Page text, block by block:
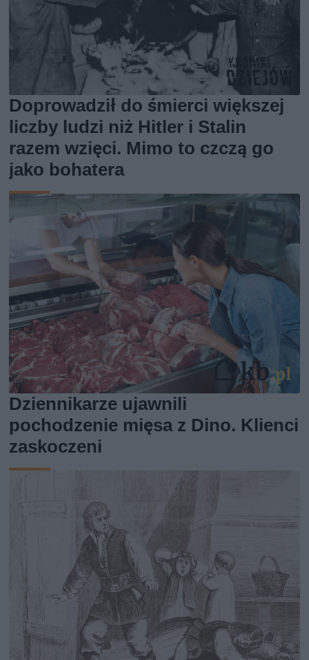
Doprowadził do śmierci większej
liczby ludzi niż Hitler i Stalin
razem wzięci. Mimo to czczą go
jako bohatera
Dziennikarze ujawnili
pochodzenie mięsa z Dino. Klienci
zaskoczeni